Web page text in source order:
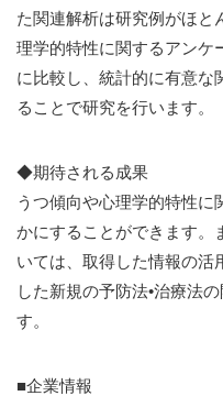
た関連解析は研究例がほと
理学的特性に関するアンケ
に比較し、統計的に有意な
ることで研究を行います。
◆期待される成果
うつ傾向や心理学的特性に
かにすることができます。
いては、取得した情報の活
した新規の予防法•治療法
す。
■企業情報